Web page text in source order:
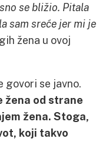
se bližio. Pitala
sam sreće jer mi je
žena u ovoj
govori se javno.
od strane
žena. Stoga,
koji takvo